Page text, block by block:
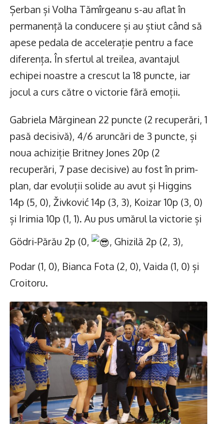
Șerban și Volha Tămîrgeanu s-au aflat în
permanență la conducere și au știut când să
apese pedala de accelerație pentru a face
diferența. În sfertul al treilea, avantajul
echipei noastre a crescut la 18 puncte, iar
jocul a curs către o victorie fără emoții.
Gabriela Mărginean 22 puncte (2 recuperări, 1
pasă decisivă), 4/6 aruncări de 3 puncte, și
noua achiziție Britney Jones 20p (2
recuperări, 7 pase decisive) au fost în prim-
plan, dar evoluții solide au avut și Higgins
14p (5, 0), Živković 14p (3, 3), Koizar 10p (3, 0)
și Irimia 10p (1, 1). Au pus umărul la victorie și
Gödri-Părău 2p (0,
, Ghizilă 2p (2, 3),
Podar (1, 0), Bianca Fota (2, 0), Vaida (1, 0) și
Croitoru.